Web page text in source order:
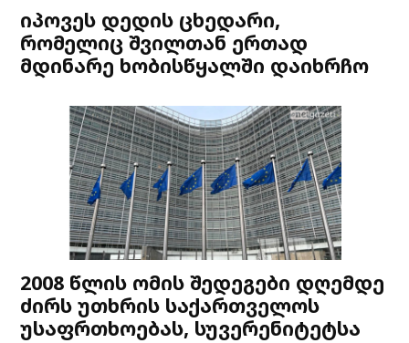
იპოვეს დედის ცხედარი,
რომელიც შვილთან ერთად
მდინარე ხობისწყალში დაიხრჩო
2008 წლის ომის შედეგები დღემდე
ძირს უთხრის საქართველოს
უსაფრთხოებას, სუვერენიტეტსა